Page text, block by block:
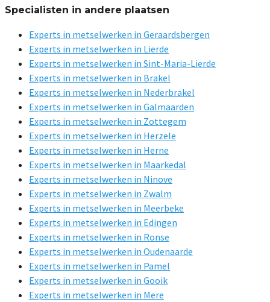
Specialisten in andere plaatsen
Experts in metselwerken in Geraardsbergen
Experts in metselwerken in Lierde
Experts in metselwerken in Sint-Maria-Lierde
Experts in metselwerken in Brakel
Experts in metselwerken in Nederbrakel
Experts in metselwerken in Galmaarden
Experts in metselwerken in Zottegem
Experts in metselwerken in Herzele
Experts in metselwerken in Herne
Experts in metselwerken in Maarkedal
Experts in metselwerken in Ninove
Experts in metselwerken in Zwalm
Experts in metselwerken in Meerbeke
Experts in metselwerken in Edingen
Experts in metselwerken in Ronse
Experts in metselwerken in Oudenaarde
Experts in metselwerken in Pamel
Experts in metselwerken in Gooik
Experts in metselwerken in Mere